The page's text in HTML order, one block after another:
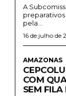
A
pela...
16 de julho de
AMAZONAS
COM
SEM FILA